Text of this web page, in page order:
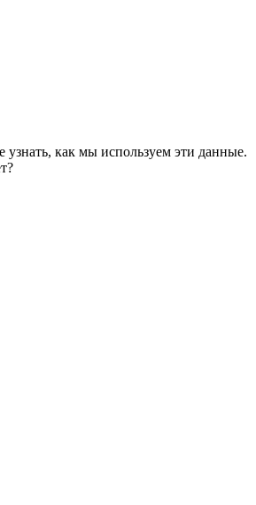
узнать, как мы используем эти данные.